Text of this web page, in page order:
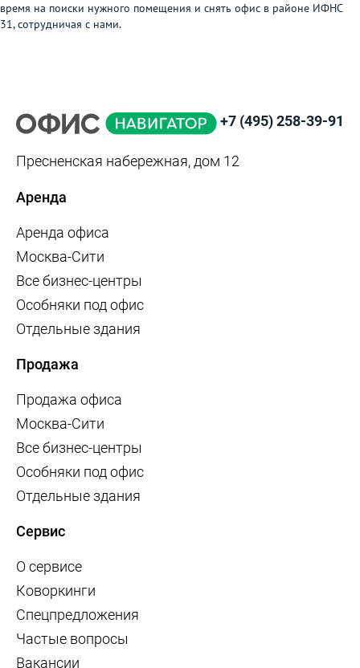
время на поиски нужного помещения и снять офис в районе ИФНС
31, сотрудничая с нами.
+7 (495) 258-39-91
Пресненская набережная, дом 12
Аренда
Аренда офиса
Москва-Сити
Все бизнес-центры
Особняки под офис
Отдельные здания
Продажа
Продажа офиса
Москва-Сити
Все бизнес-центры
Особняки под офис
Отдельные здания
Сервис
О сервисе
Коворкинги
Спецпредложения
Частые вопросы
Вакансии